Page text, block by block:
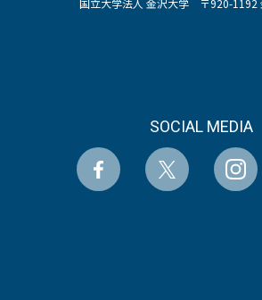
国立大学法人 金沢大学 〒920-1192
SOCIAL MEDIA